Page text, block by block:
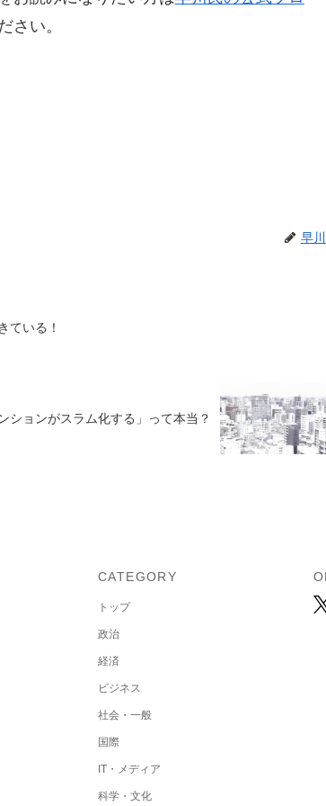
さい。
早
ている！
ションがスラム化する」って本当？
CATEGORY
トップ
政治
経済
ビジネス
社会・一般
国際
IT・メディア
科学・文化